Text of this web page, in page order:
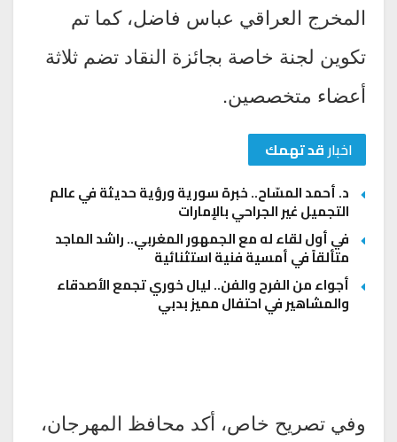
المخرج العراقي عباس فاضل، كما تم
تكوين لجنة خاصة بجائزة النقاد تضم ثلاثة
أعضاء متخصصين.
اخبارقد تهمك
د. أحمد المسّاح.. خبرة سورية ورؤية حديثة في عالم
التجميل غير الجراحي بالإمارات
في أول لقاء له مع الجمهور المغربي.. راشد الماجد
متألقاً في أمسية فنية استثنائية
أجواء من الفرح والفن.. ليال خوري تجمع الأصدقاء
والمشاهير في احتفال مميز بدبي
وفي تصريح خاص، أكد محافظ المهرجان،